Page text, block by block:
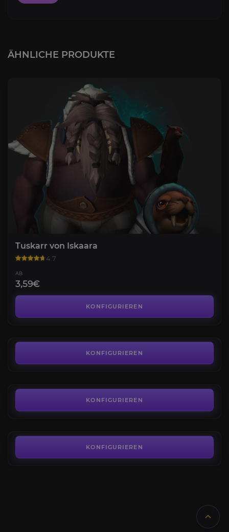
ÄHNLICHE PRODUKTE
Tuskarr von Iskaara
4.7
AB
3,59€
KONFIGURIEREN
KONFIGURIEREN
Valdrakkenabkommen
KONFIGURIEREN
KONFIGURIEREN